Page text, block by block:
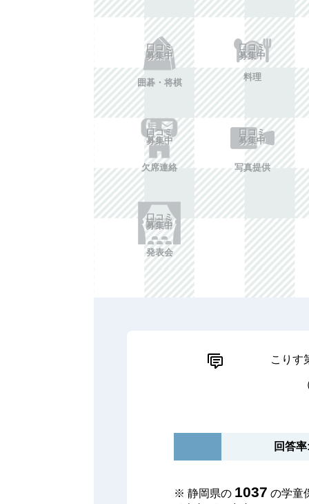
口コミ
募集中
囲碁・将棋
口コミ
募集中
料理
口コミ
募集中
欠席連絡
口コミ
募集中
写真提供
口コミ
募集中
発表会
こりす
回答
※ 静岡県の 1037 の学童